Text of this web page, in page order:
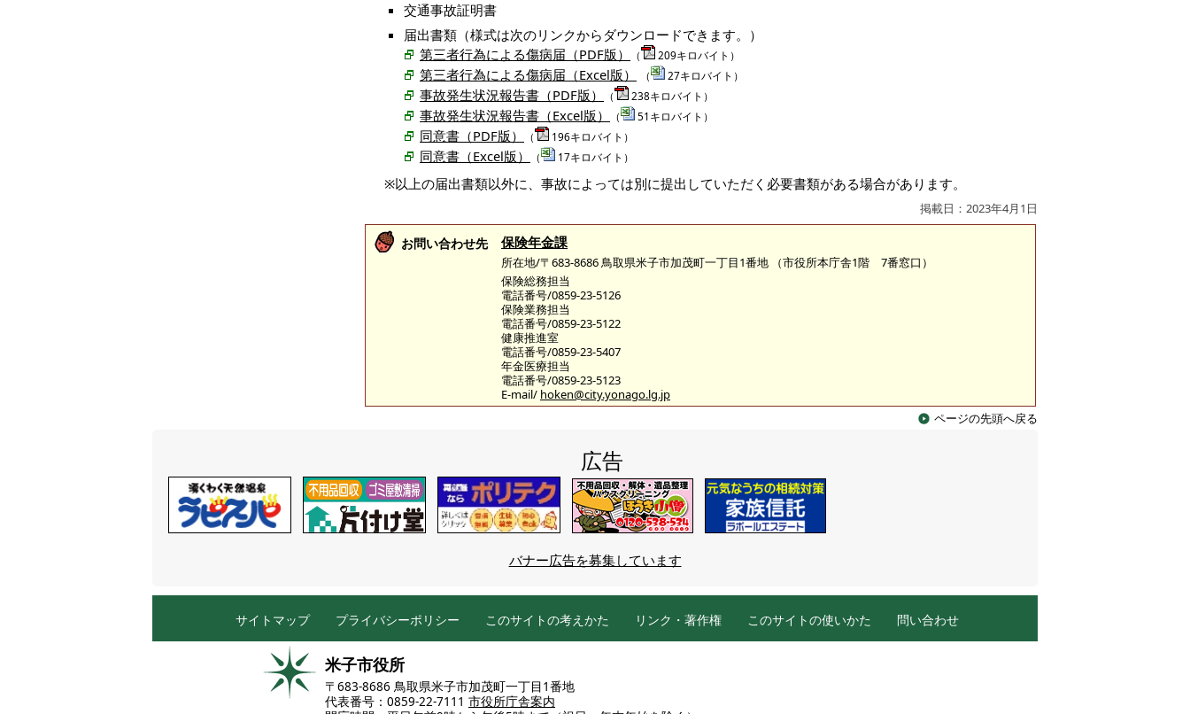
交通事故証明書
届出書類（様式は次のリンクからダウンロードできます。）
第三者行為による傷病届（PDF版）
（ 209キロバイト）
第三者行為による傷病届（Excel版） （ 27キロバイト）
事故発生状況報告書（PDF版） （ 238キロバイト）
事故発生状況報告書（Excel版） （ 51キロバイト）
同意書（PDF版） （ 196キロバイト）
同意書（Excel版） （ 17キロバイト）
※以上の届出書類以外に、事故によっては別に提出していただく必要書類がある場合があります。
掲載日：2023年4月1日
お問い合わせ先 保険年金課
所在地/〒683-8686 鳥取県米子市加茂町一丁目1番地 （市役所本庁舎1階 7番窓口）
保険総務担当
電話番号/0859-23-5126
保険業務担当
電話番号/0859-23-5122
健康推進室
電話番号/0859-23-5407
年金医療担当
電話番号/0859-23-5123
E-mail/ hoken@city.yonago.lg.jp
ページの先頭へ戻る
広告
バナー広告を募集しています
サイトマップ プライバシーポリシー このサイトの考えかた リンク・著作権 このサイトの使いかた 問い合わせ
米子市役所
〒683-8686 鳥取県米子市加茂町一丁目1番地
代表番号：0859-22-7111 市役所庁舎案内